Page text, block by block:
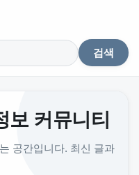
검색
보 커뮤니티
공간입니다. 최신 글과